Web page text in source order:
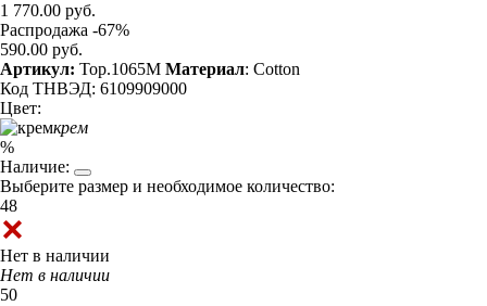
1 770.00 руб.
Распродажа -67%
590.00 руб.
Артикул: Top.1065M Материал: Cotton
Код ТНВЭД: 6109909000
Цвет:
крем
%
Наличие:
Выберите размер и необходимое количество:
48
Нет в наличии
Нет в наличии
50